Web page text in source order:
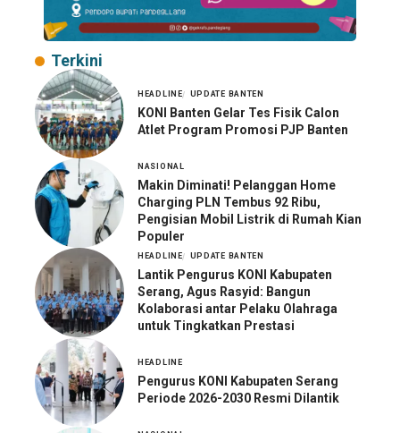
Terkini
HEADLINE UPDATE BANTEN
KONI Banten Gelar Tes Fisik Calon
Atlet Program Promosi PJP Banten
NASIONAL
Makin Diminati! Pelanggan Home
Charging PLN Tembus 92 Ribu,
Pengisian Mobil Listrik di Rumah Kian
Populer
HEADLINE UPDATE BANTEN
Lantik Pengurus KONI Kabupaten
Serang, Agus Rasyid: Bangun
Kolaborasi antar Pelaku Olahraga
untuk Tingkatkan Prestasi
HEADLINE
Pengurus KONI Kabupaten Serang
Periode 2026-2030 Resmi Dilantik